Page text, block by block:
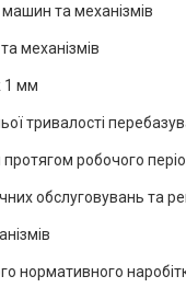
та механізмів
механізмів
1 мм
тривалості
робочого
обслуговувань та
нормативного